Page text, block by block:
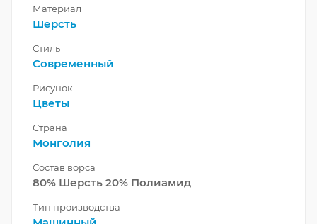
Материал
Шерсть
Стиль
Современный
Рисунок
Цветы
Страна
Монголия
Состав ворса
80% Шерсть 20% Полиамид
Тип производства